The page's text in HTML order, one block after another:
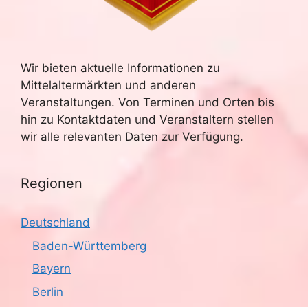
Wir bieten aktuelle Informationen zu
Mittelaltermärkten und anderen
Veranstaltungen. Von Terminen und Orten bis
hin zu Kontaktdaten und Veranstaltern stellen
wir alle relevanten Daten zur Verfügung.
Regionen
Deutschland
Baden-Württemberg
Bayern
Berlin